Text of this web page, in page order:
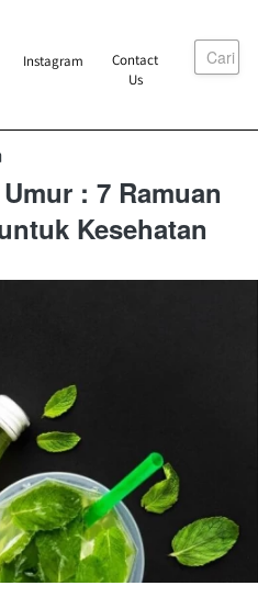
`Instagram `
Contact
Us
Cari
: 7 Ramuan
Kesehatan